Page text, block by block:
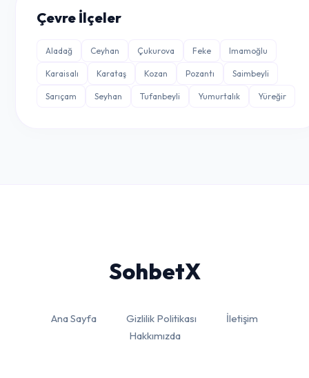
Çevre İlçeler
Aladağ Ceyhan Çukurova Feke Imamoğlu
Karaisalı Karataş Kozan Pozantı Saimbeyli
Sarıçam Seyhan Tufanbeyli Yumurtalık Yüreğir
SohbetX
Ana Sayfa Gizlilik Politikası
İletişim
Hakkımızda